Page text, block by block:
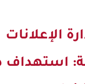
الإعلانات
استهداف